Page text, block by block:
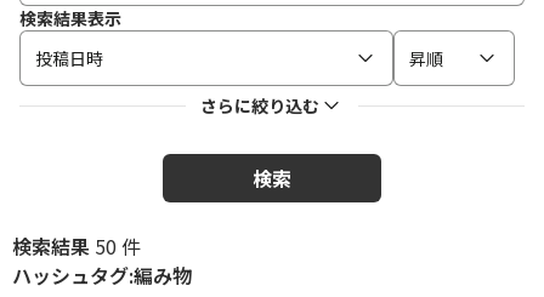
検索結果表示
投稿日時
昇順
さらに絞り込む
検索
検索結果 50 件
ハッシュタグ:編み物